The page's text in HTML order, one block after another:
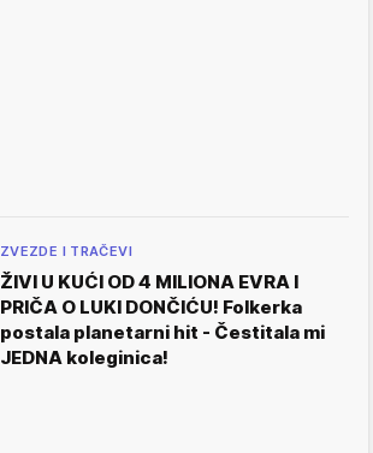
ZVEZDE I TRAČEVI
ŽIVI U KUĆI OD 4 MILIONA EVRA I
PRIČA O LUKI DONČIĆU! Folkerka
postala planetarni hit - Čestitala mi
JEDNA koleginica!